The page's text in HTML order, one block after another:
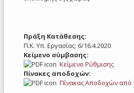
Πράξη Κατάθεσης:
Π.Κ. Υπ. Εργασίας: 6/16.4.2020
Κείμενο σύμβασης:
Κείμενο Ρύθμισης
Πίνακες αποδοχών:
Πίνακας Αποδοχών από